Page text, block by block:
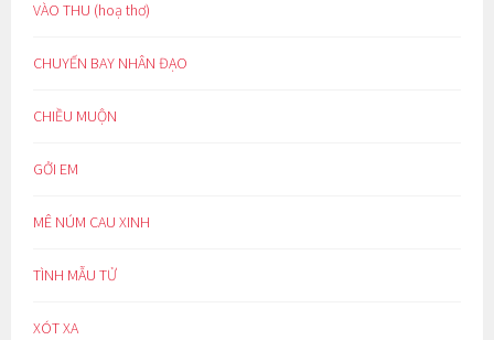
VÀO THU (hoạ thơ)
CHUYẾN BAY NHÂN ĐẠO
CHIỀU MUỘN
GỞI EM
MÊ NÚM CAU XINH
TÌNH MẪU TỬ
XÓT XA